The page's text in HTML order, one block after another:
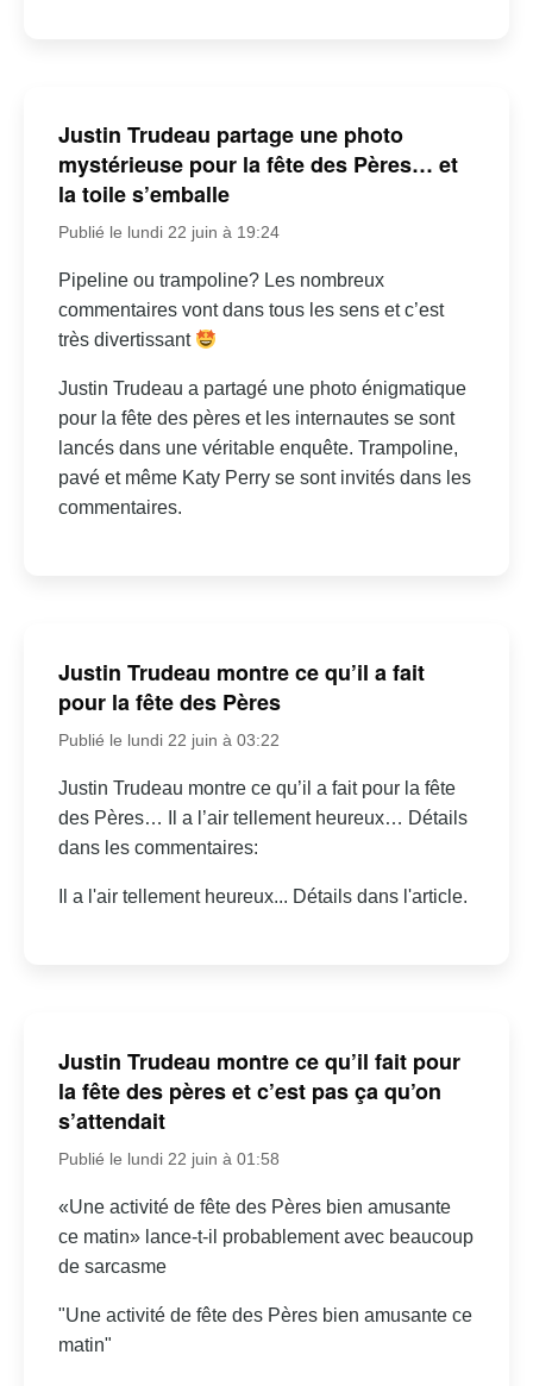
Justin Trudeau partage une photo
mystérieuse pour la fête des Pères… et
la toile s’emballe
Publié le lundi 22 juin à 19:24
Pipeline ou trampoline? Les nombreux
commentaires vont dans tous les sens et c’est
très divertissant
Justin Trudeau a partagé une photo énigmatique
pour la fête des pères et les internautes se sont
lancés dans une véritable enquête. Trampoline,
pavé et même Katy Perry se sont invités dans les
commentaires.
Justin Trudeau montre ce qu’il a fait
pour la fête des Pères
Publié le lundi 22 juin à 03:22
Justin Trudeau montre ce qu’il a fait pour la fête
des Pères… Il a l’air tellement heureux… Détails
dans les commentaires:
Il a l'air tellement heureux... Détails dans l'article.
Justin Trudeau montre ce qu’il fait pour
la fête des pères et c’est pas ça qu’on
s’attendait
Publié le lundi 22 juin à 01:58
«Une activité de fête des Pères bien amusante
ce matin» lance-t-il probablement avec beaucoup
de sarcasme
"Une activité de fête des Pères bien amusante ce
matin"